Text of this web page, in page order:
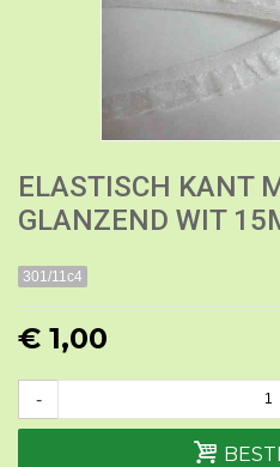
ELASTISCH KANT
GLANZEND WIT
301/11c4
€ 1,00
-